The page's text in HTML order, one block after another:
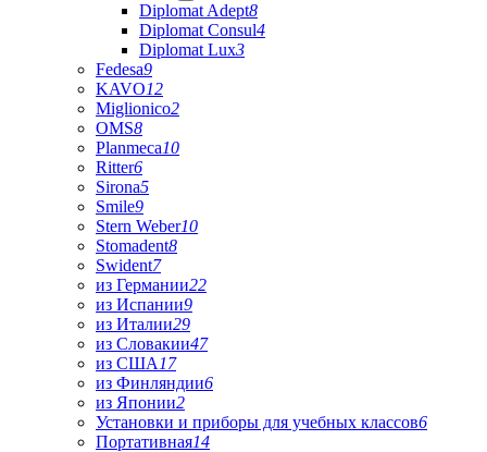
Diplomat Adept8
Diplomat Consul4
Diplomat Lux3
Fedesa9
KAVO12
Miglionico2
OMS8
Planmeca10
Ritter6
Sirona5
Smile9
Stern Weber10
Stomadent8
Swident7
из Германии22
из Испании9
из Италии29
из Словакии47
из США 17
из Финляндии6
из Японии2
Установки и приборы для учебных классов6
Портативная14